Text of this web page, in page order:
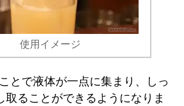
使用イメージ
とで液体が一点に集まり、しっ
取ることができるようになりま